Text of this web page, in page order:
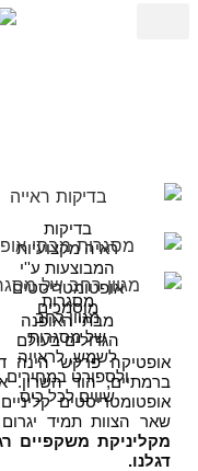
בדיקות
ראיה מקצועיות
המבוצעות ע''י
אופטומטריסטים
מוסמכים
מסגרות
מבתי האופנה
הגדולים בעולם
מגוון רחב
של מסגרות
לשמש, לראייה
ולספורט במחירים
שווים לכל כיס
ברמתיים, הוד השרון.
אופטומטריסטים
שאר הצוות תמיד
מקליניקת משקפיים
דגלנו.